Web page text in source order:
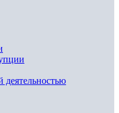
деятельностью